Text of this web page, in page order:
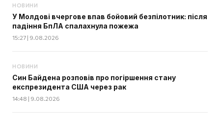
НОВИНИ
У Молдові вчергове впав бойовий безпілотник: після
падіння БпЛА спалахнула пожежа
15:27 | 9.08.2026
НОВИНИ
Син Байдена розповів про погіршення стану
експрезидента США через рак
14:48 | 9.08.2026